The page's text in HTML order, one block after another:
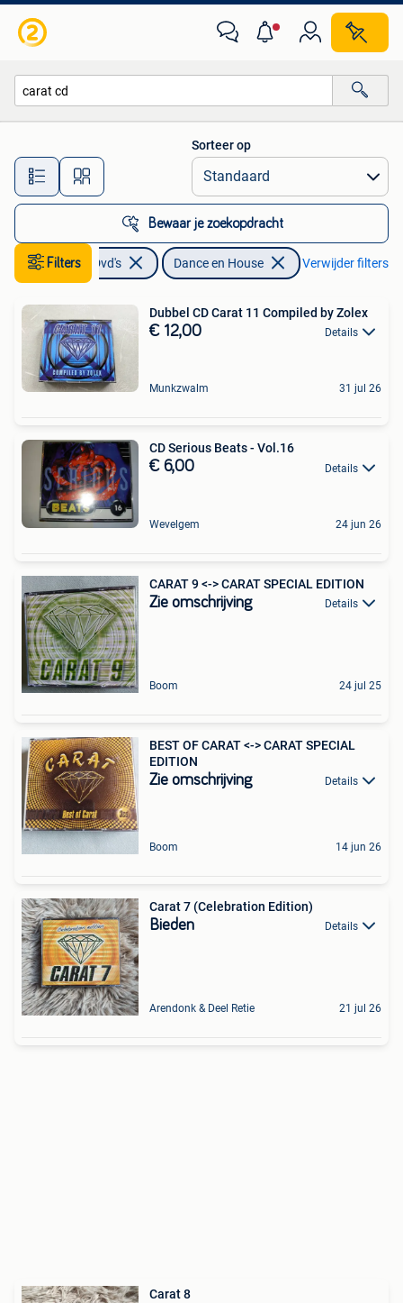
Alle afstanden…
Sorteer op
Bewaar je zoekopdracht
Filters
Cd's en Dvd's Dance en House Verwijder filters
Dubbel CD Carat 11 Compiled by Zolex
€ 12,00 Details
Munkzwalm 31 jul 26
CD Serious Beats - Vol.16
€ 6,00 Details
Wevelgem 24 jun 26
CARAT 9 <-> CARAT SPECIAL EDITION
Zie omschrijving Details
Boom 24 jul 25
BEST OF CARAT <-> CARAT SPECIAL
EDITION
Zie omschrijving Details
Boom 14 jun 26
Carat 7 (Celebration Edition)
Bieden Details
Arendonk & Deel Retie 21 jul 26
Carat 8